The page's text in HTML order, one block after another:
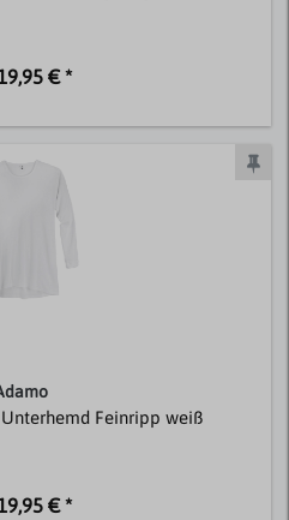
€ *
Feinripp weiß
€ *